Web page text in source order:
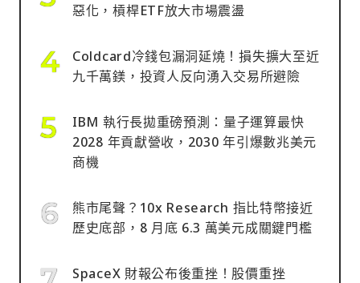
惡化，槓桿ETF放大市場震盪
Coldcard冷錢包漏洞延燒！損失擴大至近
九千萬鎂，投資人反向湧入交易所避險
IBM 執行長拋重磅預測：量子運算最快
2028 年貢獻營收，2030 年引爆數兆美元
商機
熊市尾聲？10x Research 指比特幣接近
歷史底部，8 月底 6.3 萬美元成關鍵門檻
SpaceX 財報公布後重挫！股價重挫